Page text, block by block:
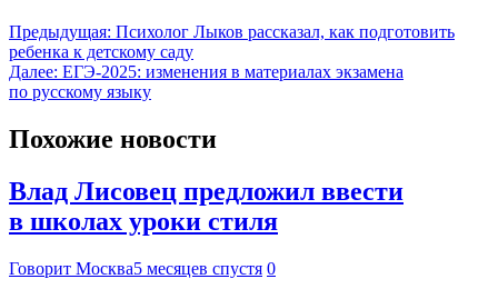
Предыдущая: Психолог Лыков рассказал, как подготовить
ребенка к детскому саду
Далее: ЕГЭ-2025: изменения в материалах экзамена
по русскому языку
Похожие новости
Влад Лисовец предложил ввести
в школах уроки стиля
Говорит Москва5 месяцев спустя 0